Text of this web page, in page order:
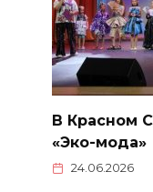
В Красном
«Эко-мода»
24.06.2026